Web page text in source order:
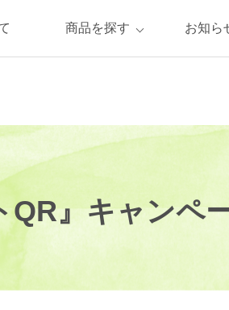
商品を探す お知ら
QR』キャンペ